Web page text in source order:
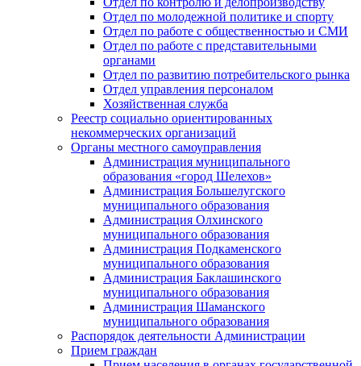
Отдел по молодежной политике и спорту
Отдел по работе с общественностью и СМИ
Отдел по работе с представительными
органами
Отдел по развитию потребительского рынка
Отдел управления персоналом
Хозяйственная служба
Реестр социально ориентированных
некоммерческих организаций
Органы местного самоуправления
Администрация муниципального
образования «город Шелехов»
Администрация Большелугского
муниципального образования
Администрация Олхинского
муниципального образования
Администрация Подкаменского
муниципального образования
Администрация Баклашинского
муниципального образования
Администрация Шаманского
муниципального образования
Распорядок деятельности Администрации
Прием граждан